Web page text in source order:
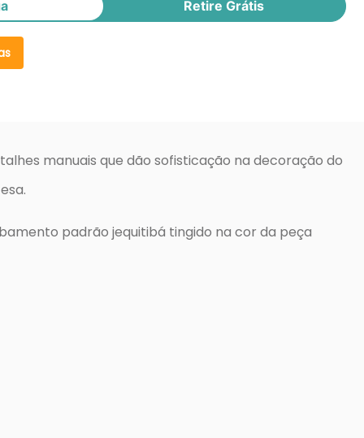
Retire Grátis
manuais que dão sofisticação na decoração do
padrão jequitibá tingido na cor da peça